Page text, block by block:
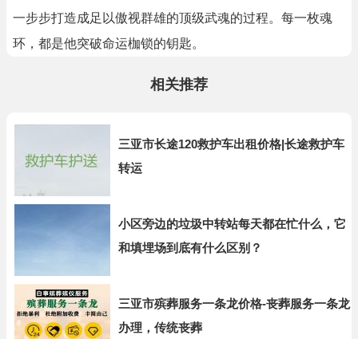
一步步打造成足以傲视群雄的顶级武魂的过程。每一枚魂
环，都是他突破命运枷锁的钥匙。
相关推荐
三亚市长途120救护车出租价格|长途救护车
转运
小区旁边的垃圾中转站每天都在忙什么，它
和填埋场到底有什么区别？
三亚市殡葬服务一条龙价格-丧葬服务一条龙
办理，传统丧葬